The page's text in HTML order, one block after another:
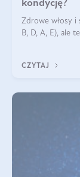
kondycję?
Zdrowe włosy i
B, D, A, E), ale
CZYTAJ